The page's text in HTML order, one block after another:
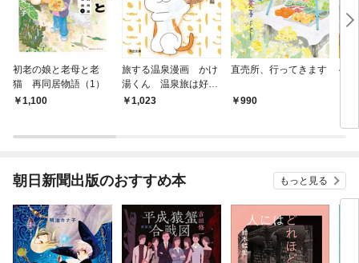
初老の娘と老母と老
猫 再同居物語（1）
1,100
旅する温泉漫画 かけ
湯くん 温泉旅は好き
ですか編
1,023
直売所、行ってきます
990
49
朝日新聞出版のおすすめ本 もっと見る